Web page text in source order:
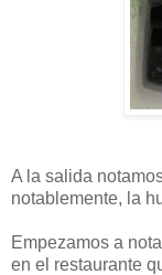
A la salida
notablemente, la
Empezamos a
en el restaurante